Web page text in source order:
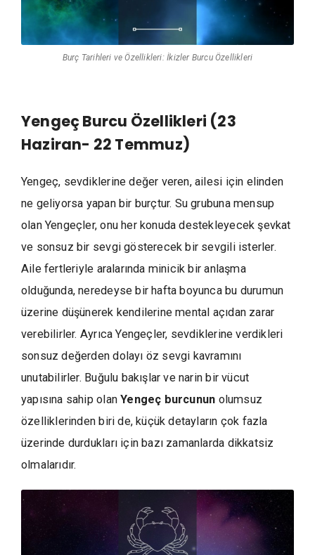
Burç Tarihleri ve Özellikleri: İkizler Burcu Özellikleri
Yengeç Burcu Özellikleri (23
Haziran- 22 Temmuz)
Yengeç, sevdiklerine değer veren, ailesi için elinden
ne geliyorsa yapan bir burçtur. Su grubuna mensup
olan Yengeçler, onu her konuda destekleyecek şevkat
ve sonsuz bir sevgi gösterecek bir sevgili isterler.
Aile fertleriyle aralarında minicik bir anlaşma
olduğunda, neredeyse bir hafta boyunca bu durumun
üzerine düşünerek kendilerine mental açıdan zarar
verebilirler. Ayrıca Yengeçler, sevdiklerine verdikleri
sonsuz değerden dolayı öz sevgi kavramını
unutabilirler. Buğulu bakışlar ve narin bir vücut
yapısına sahip olanYengeç burcunun olumsuz
özelliklerinden biri de, küçük detayların çok fazla
üzerinde durdukları için bazı zamanlarda dikkatsiz
olmalarıdır.